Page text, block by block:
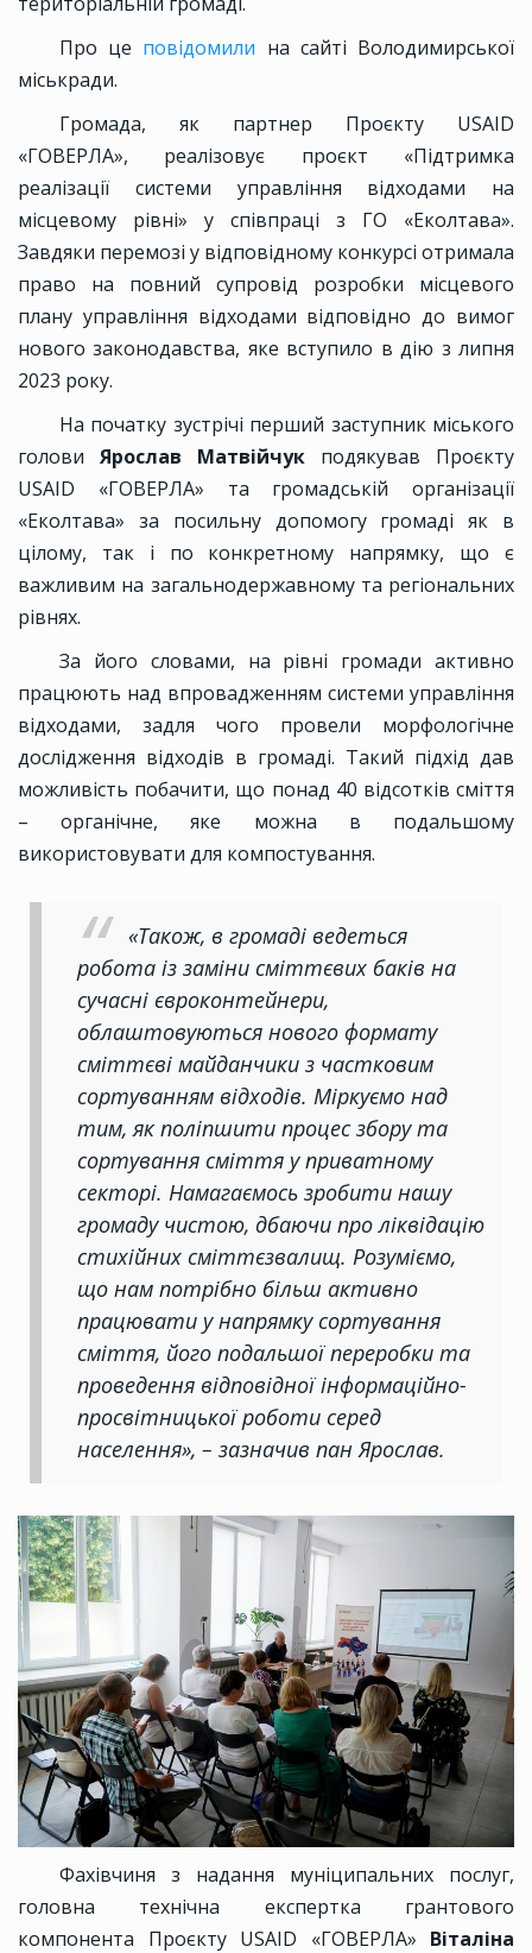
Про це повідомили на сайті Володимирської
міськради.
Громада, як партнер Проєкту USAID
«ГОВЕРЛА», реалізовує проєкт «Підтримка
реалізації системи управління відходами на
місцевому рівні» у співпраці з ГО «Еколтава».
Завдяки перемозі у відповідному конкурсі отримала
право на повний супровід розробки місцевого
плану управління відходами відповідно до вимог
нового законодавства, яке вступило в дію з липня
2023 року.
На початку зустрічі перший заступник міського
голови Ярослав Матвійчук подякував Проєкту
USAID «ГОВЕРЛА» та громадській організації
«Еколтава» за посильну допомогу громаді як в
цілому, так і по конкретному напрямку, що є
важливим на загальнодержавному та регіональних
рівнях.
За його словами, на рівні громади активно
працюють над впровадженням системи управління
відходами, задля чого провели морфологічне
дослідження відходів в громаді. Такий підхід дав
можливість побачити, що понад 40 відсотків сміття
– органічне, яке можна в подальшому
використовувати для компостування.
«Також, в громаді ведеться
робота із заміни сміттєвих баків на
сучасні євроконтейнери,
облаштовуються нового формату
сміттєві майданчики з частковим
сортуванням відходів. Міркуємо над
тим, як поліпшити процес збору та
сортування сміття у приватному
секторі. Намагаємось зробити нашу
громаду чистою, дбаючи про ліквідацію
стихійних сміттєзвалищ. Розуміємо,
що нам потрібно більш активно
працювати у напрямку сортування
сміття, його подальшої переробки та
проведення відповідної інформаційно-
просвітницької роботи серед
населення», – зазначив пан Ярослав.
Фахівчиня з надання муніципальних послуг,
головна технічна експертка грантового
компонента Проєкту USAID «ГОВЕРЛА» Віталіна